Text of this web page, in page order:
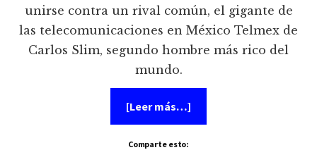
unirse contra un rival común, el gigante de
las telecomunicaciones en México Telmex de
Carlos Slim, segundo hombre más rico del
mundo.
[Leer más…]
Ve
Comparte esto: